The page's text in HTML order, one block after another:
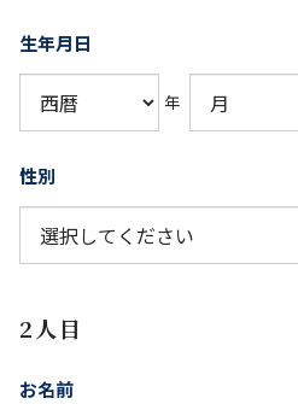
生年月日
年
性別
2人目
お名前